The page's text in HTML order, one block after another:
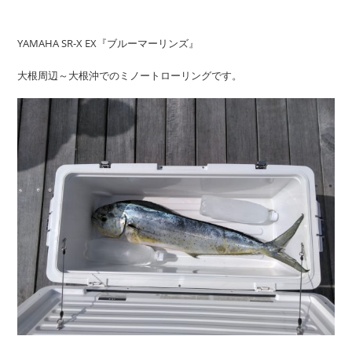
YAMAHA SR-X EX『ブルーマーリンズ』
大根周辺～大根沖でのミノートローリングです。